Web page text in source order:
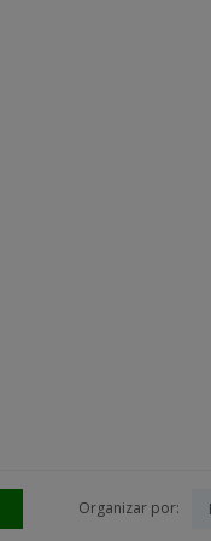
Organizar por: